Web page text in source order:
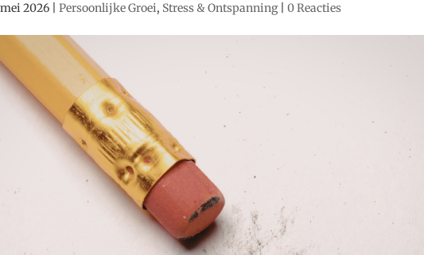
2026 Persoonlijke Groei, Stress & Ontspanning| 0 Reacties